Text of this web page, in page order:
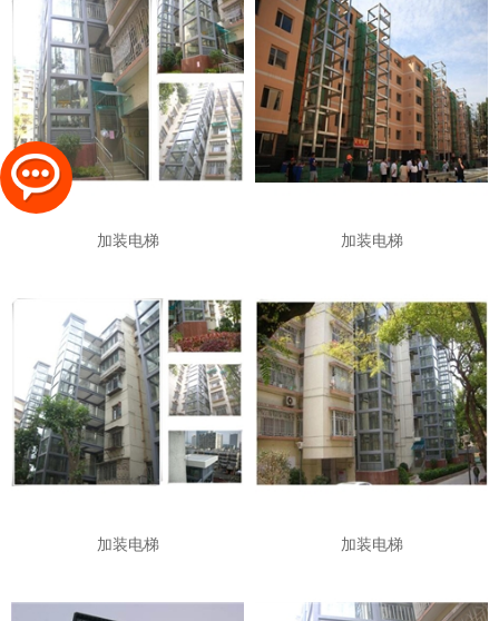
加装电梯 加装电梯
加装电梯 加装电梯